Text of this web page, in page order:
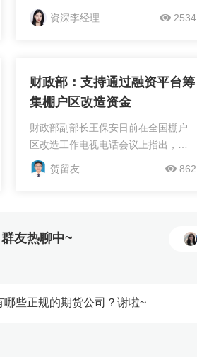
资深李经理 2534
财政部：支持通过融资平台筹
集棚户区改造资金
财政部副部长王保安日前在全国棚户
区改造工作电视电话会议上指出，各
级财政要多渠道筹集资金，推进棚户
区改造顺利开展。支持通过融资平台
&nbsp; &nbsp; &nbsp;就资金而言，
支持通过融资平台进行。要严格规范
贺留友 862
友热聊中~
些正规的期货公司？谢啦~